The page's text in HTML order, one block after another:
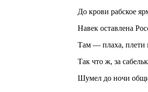
До крови рабское
Навек оставлена
Там — плаха, плети
Так что ж, за
Шумел до ночи